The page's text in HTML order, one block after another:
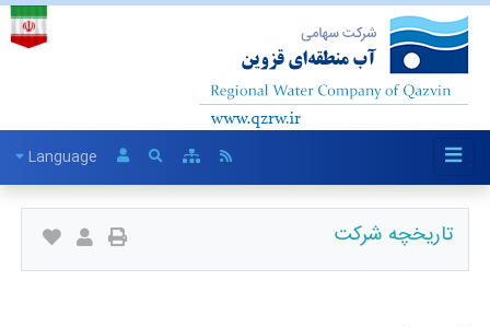
Language
تاریخچه شرکت